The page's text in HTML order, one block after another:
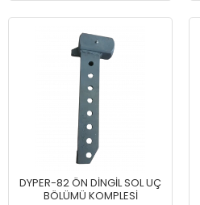
DYPER-82 ÖN DİNGİL SOL UÇ
BÖLÜMÜ KOMPLESİ